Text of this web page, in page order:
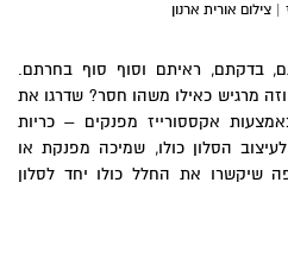
צילום אורית ארנון
בדקתם, ראיתם וסוף סוף בחרתם.
מרגיש כאילו משהו חסר? שדרגו את
אקססורייז מפנקים – כריות
הסלון כולו, שמיכה מפנקת או
שיקשרו את החלל כולו יחד לסלון